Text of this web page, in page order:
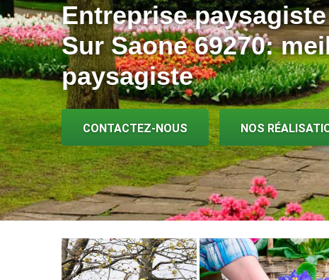
Entreprise
Sur Saone 69270:
paysagiste
CONTACTEZ-NOUS NOS